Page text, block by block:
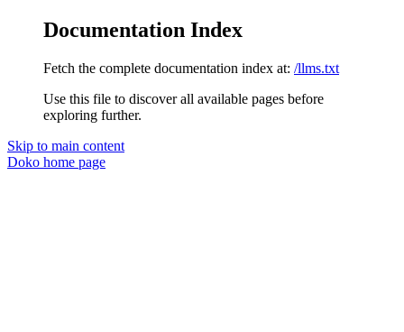
Documentation Index
Fetch the complete documentation index at: /llms.txt
Use this file to discover all available pages before
exploring further.
Skip to main content
Doko home page